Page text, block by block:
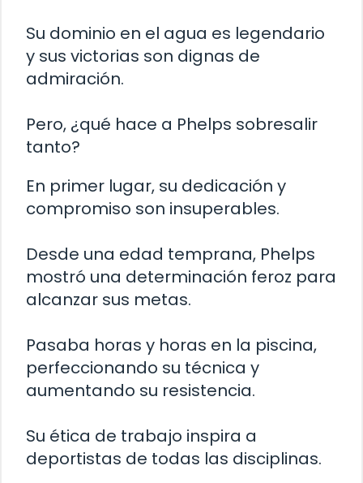
Su dominio en el agua es legendario
y sus victorias son dignas de
admiración.
Pero, ¿qué hace a Phelps sobresalir
tanto?
En primer lugar, su dedicación y
compromiso son insuperables.
Desde una edad temprana, Phelps
mostró una determinación feroz para
alcanzar sus metas.
Pasaba horas y horas en la piscina,
perfeccionando su técnica y
aumentando su resistencia.
Su ética de trabajo inspira a
deportistas de todas las disciplinas.